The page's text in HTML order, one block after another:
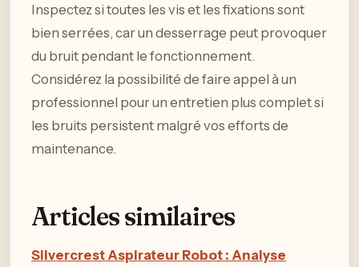
Inspectez si toutes les vis et les fixations sont
bien serrées, car un desserrage peut provoquer
du bruit pendant le fonctionnement.
Considérez la possibilité de faire appel à un
professionnel pour un entretien plus complet si
les bruits persistent malgré vos efforts de
maintenance.
Articles similaires
Silvercrest Aspirateur Robot : Analyse